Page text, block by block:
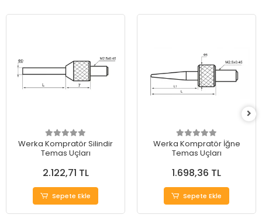
Werka Kompratör Silindir
Temas Uçları
2.122,71 TL
Sepete Ekle
Werka Kompratör İğne
Temas Uçları
1.698,36 TL
Sepete Ekle